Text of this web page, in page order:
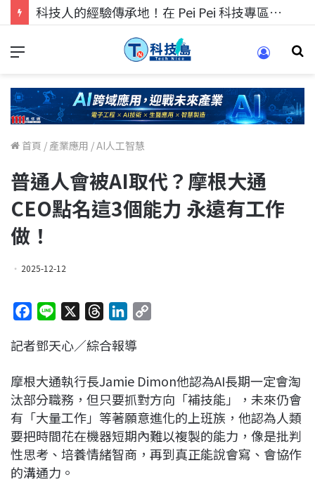
科技人的經驗傳承地！在 Pei Pei 科技專區，與學弟妹交流最硬核的技術
首頁 / 產業應用 /AI人工智慧
普通人會被AI取代？摩根大通
CEO點名這3個能力 永遠有工作
做！
2025-12-12
c
b
o
o
k
n
r
a
d
s
n
e
d
I
n
L
i
n
k
記者鄧天心／綜合報導
摩根大通執行長Jamie Dimon他認為AI長期一定會淘
汰部分職務，但只要抓對方向「補技能」，未來仍會
有「大量工作」等著願意進化的上班族，他認為人類
要把時間花在機器短期內難以複製的能力，像是批判
性思考、培養情緒智商，再到真正能說會寫、會協作
的溝通力。​